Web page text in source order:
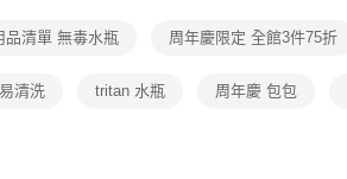
品清單 無毒水瓶 周年慶限定 全館3件75折
清洗 tritan 水瓶 周年慶 包包